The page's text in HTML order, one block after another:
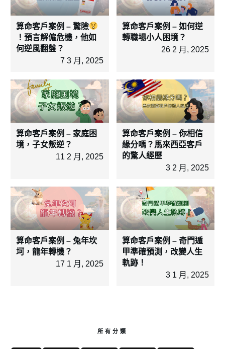
算命客戶案例 – 驚險
！預言解僱危機，他如
何逆風翻盤？
7 3 月, 2025
算命客戶案例 – 如何逆
轉職場小人困境？
26 2 月, 2025
算命客戶案例 – 家庭困
境，子女叛逆？
11 2 月, 2025
算命客戶案例 – 你相信
緣分嗎？馬來西亞客戶
的驚人經歷
3 2 月, 2025
算命客戶案例 – 兔年坎
坷，龍年轉機？
17 1 月, 2025
算命客戶案例 – 奇門遁
甲準確預測，改變人生
軌跡！
3 1 月, 2025
所有分類